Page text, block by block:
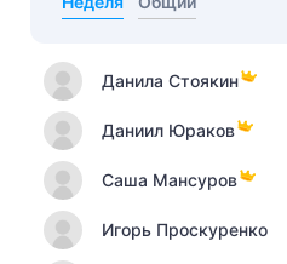
Данила Стоякин
Даниил Юраков
Саша Мансуров
Игорь Проскуренко